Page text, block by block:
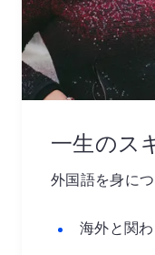
一生のス
外国語を身に
海外と関